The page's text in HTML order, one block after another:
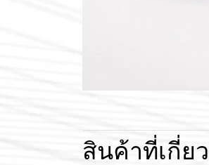
สินค้าที่เกี่ย